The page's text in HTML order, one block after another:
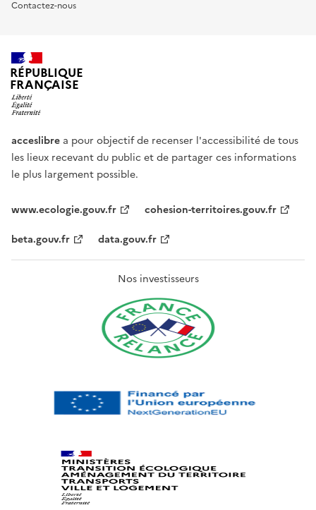
Contactez-nous
RÉPUBLIQUE
FRANÇAISE
acceslibre a pour objectif de recenser l'accessibilité de tous
les lieux recevant du public et de partager ces informations
le plus largement possible.
www.ecologie.gouv.fr
cohesion-territoires.gouv.fr
beta.gouv.fr
data.gouv.fr
Nos investisseurs